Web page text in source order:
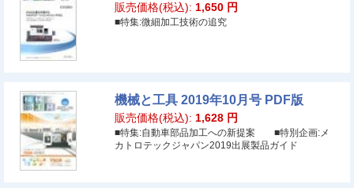
販売価格(税込): 1,650 円
■特集:微細加工技術の追究
機械と工具 2019年10月号 PDF版
販売価格(税込): 1,628 円
■特集:自動車部品加工への新提案 ■特別企画:メ
カトロテックジャパン2019出展製品ガイド